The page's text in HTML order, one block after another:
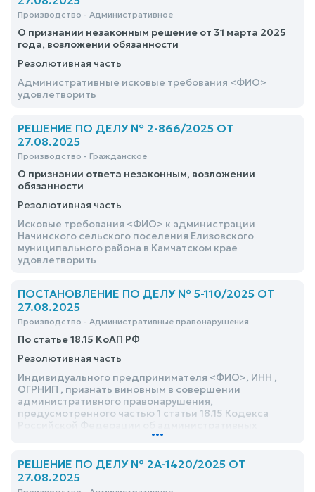
Производство - Административное
О признании незаконным решение от 31 марта 2025
года, возложении обязанности
Резолютивная часть
Административные исковые требования <ФИО>
удовлетворить
РЕШЕНИЕ ПО ДЕЛУ № 2-866/2025 ОТ
27.08.2025
Производство - Гражданское
О признании ответа незаконным, возложении
обязанности
Резолютивная часть
Исковые требования <ФИО> к администрации
Начинского сельского поселения Елизовского
муниципального района в Камчатском крае
удовлетворить
ПОСТАНОВЛЕНИЕ ПО ДЕЛУ № 5-110/2025 ОТ
27.08.2025
Производство - Административные правонарушения
По статье 18.15 КоАП РФ
Резолютивная часть
Индивидуального предпринимателя <ФИО>, ИНН ,
ОГРНИП , признать виновным в совершении
административного правонарушения,
предусмотренного частью 1 статьи 18.15 Кодекса
Российской Федерации об административных
правонарушениях, и назначить ему наказание в виде
рублей
...
РЕШЕНИЕ ПО ДЕЛУ № 2А-1420/2025 ОТ
27.08.2025